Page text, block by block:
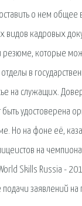
о нем общее
кадровых
которые
в
на служащих.
удостоверена
Но на фоне её,
на
Skills Russia -
заявлений на